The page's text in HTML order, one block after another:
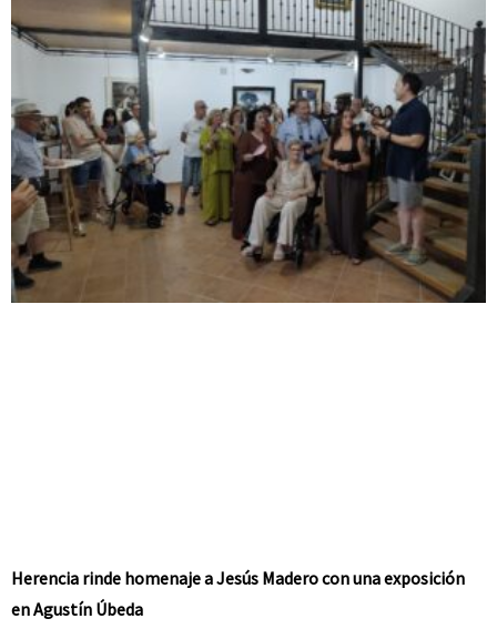
Herencia rinde homenaje a Jesús Madero con una exposición
en Agustín Úbeda